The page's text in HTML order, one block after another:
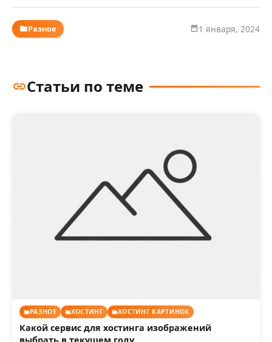
Разное 1 января, 2024
Статьи по теме
РАЗНОЕ ХОСТИНГ ХОСТИНГ КАРТИНОК
Какой сервис для хостинга изображений